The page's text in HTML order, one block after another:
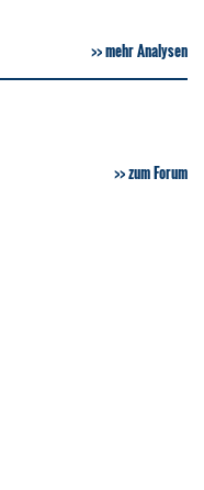
mehr Analysen
zum Forum